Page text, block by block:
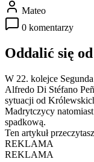
Mateo
0 komentarzy
Oddalić się
W 22. kolejce
Alfredo Di Stéfano
sytuacji od
Madrytczycy
spadkową.
Ten artykuł
REKLAMA
REKLAMA